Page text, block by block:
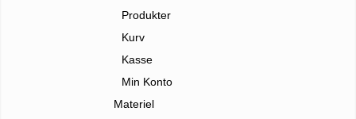
Produkter
Kurv
Kasse
Min Konto
Materiel